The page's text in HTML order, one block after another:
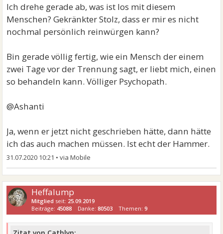
Wenn Dein Ex aus welchen Gründen auch immer nicht
kann, so ist es seine Aufgabe, eine Alternative zu
Aber da ihn dies scheinbar recht wenig interessiert,
würde ich seine Mutter darum bitten, damit das
endlich voll und ganz um Dich selbst kümmern kannst.
Besten Gruß
Ich drehe gerade ab, was ist los mit diesem
Menschen? Gekränkter Stolz, dass er mir es nicht
nochmal persönlich reinwürgen kann?
Bin gerade völlig fertig, wie ein Mensch der einem
zwei Tage vor der Trennung sagt, er liebt mich, einen
so behandeln kann. Völliger Psychopath.
@Ashanti
Ja, wenn er jetzt nicht geschrieben hätte, dann hätte
ich das auch machen müssen. Ist echt der Hammer.
31.07.2020 10:21 •
Heffalump
Mitglied seit: 25.09.2019
Beiträge: 45088 Danke:80503 Themen:9